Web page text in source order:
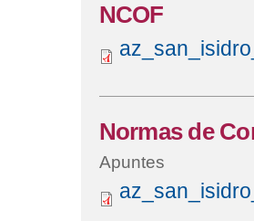
NCOF
Normas de
Apuntes